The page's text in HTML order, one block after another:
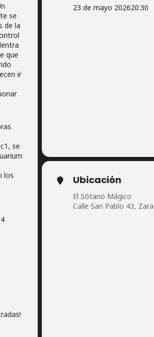
se
de la
que
ir
se
los
23 de mayo 202620:30
Ubicación
El Sótano Mágico
Calle San Pablo 43,